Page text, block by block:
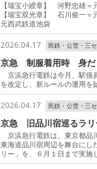
【瑞宝小綬章】 河野忠雄＝
【瑞宝双光章】 石川俊一＝
元西武鉄道池袋
2026.04.17 民鉄・公営・三
京急 制服着用時 身だ
京浜急行電鉄は今月、駅係
を改定し、新ルールの運用を
2026.04.17 民鉄・公営・三
京急 旧品川宿巡るラ
京浜急行電鉄は、東京都品
東海道品川宿周辺を舞台に
リー」を、６月１日まで実施